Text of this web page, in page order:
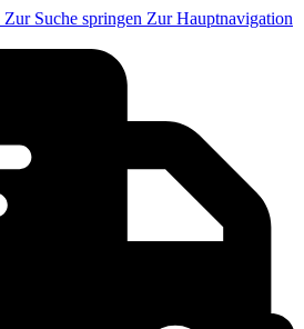
Zur Suche springen Zur Hauptnavigation